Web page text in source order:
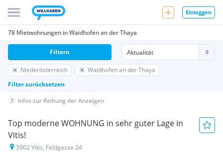
Einloggen
78 Mietwohnungen in Waidhofen an der Thaya
Niederösterreich
Waidhofen an der Thaya
Filter zurücksetzen
Filtern
Infos zur Reihung der Anzeigen
Top moderne WOHNUNG in sehr guter Lage in
Vitis!
3902 Vitis, Feldgasse 24